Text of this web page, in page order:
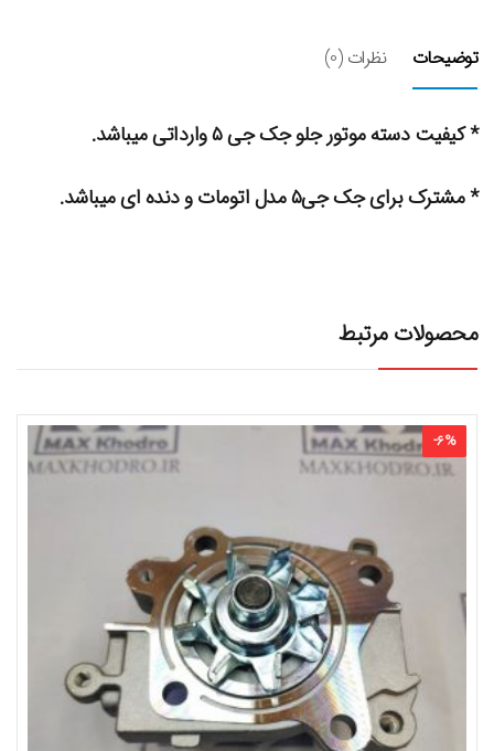
توضیحات نظرات (0)
* کیفیت دسته موتور جلو جک جی ۵ وارداتی میباشد.
* مشترک برای جک جی۵ مدل اتومات و دنده ای میباشد.
محصولات مرتبط
-6%